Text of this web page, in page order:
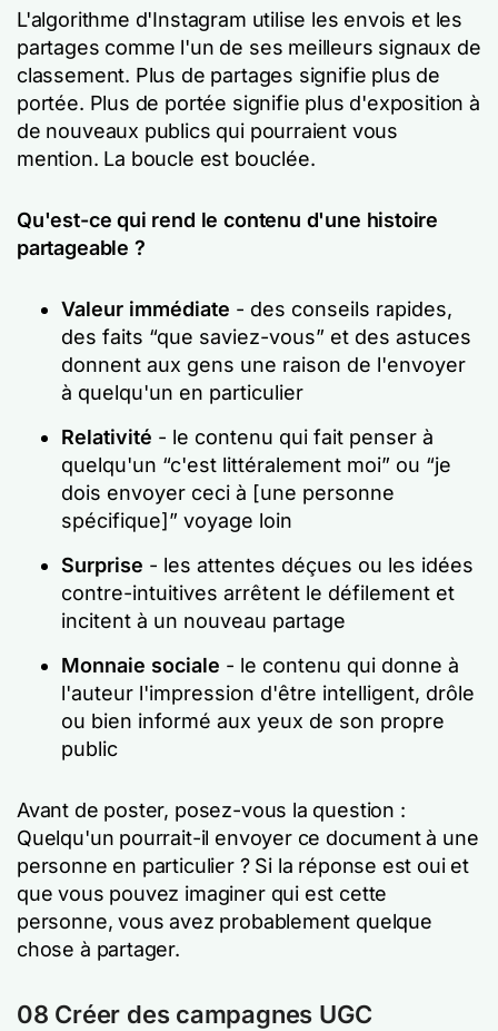
L'algorithme d'Instagram utilise les envois et les
partages comme l'un de ses meilleurs signaux de
classement. Plus de partages signifie plus de
portée. Plus de portée signifie plus d'exposition à
de nouveaux publics qui pourraient vous
mention. La boucle est bouclée.
Qu'est-ce qui rend le contenu d'une histoire
partageable ?
Valeur immédiate - des conseils rapides,
des faits “que saviez-vous” et des astuces
donnent aux gens une raison de l'envoyer
à quelqu'un en particulier
Relativité - le contenu qui fait penser à
quelqu'un “c'est littéralement moi” ou “je
dois envoyer ceci à [une personne
spécifique]” voyage loin
Surprise - les attentes déçues ou les idées
contre-intuitives arrêtent le défilement et
incitent à un nouveau partage
Monnaie sociale - le contenu qui donne à
l'auteur l'impression d'être intelligent, drôle
ou bien informé aux yeux de son propre
public
Avant de poster, posez-vous la question :
Quelqu'un pourrait-il envoyer ce document à une
personne en particulier ?Si la réponse est oui et
que vous pouvez imaginer qui est cette
personne, vous avez probablement quelque
chose à partager.
08 Créer des campagnes UGC